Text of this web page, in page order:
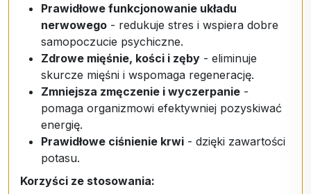
Prawidłowe funkcjonowanie układu
nerwowego - redukuje stres i wspiera dobre
samopoczucie psychiczne.
Zdrowe mięśnie, kości i zęby - eliminuje
skurcze mięśni i wspomaga regenerację.
Zmniejsza zmęczenie i wyczerpanie -
pomaga organizmowi efektywniej pozyskiwać
energię.
Prawidłowe ciśnienie krwi - dzięki zawartości
potasu.
Korzyści ze stosowania: